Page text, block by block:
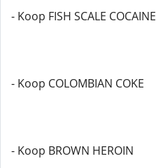
- Koop FISH SCALE COCAINE
- Koop COLOMBIAN COKE
- Koop BROWN HEROIN